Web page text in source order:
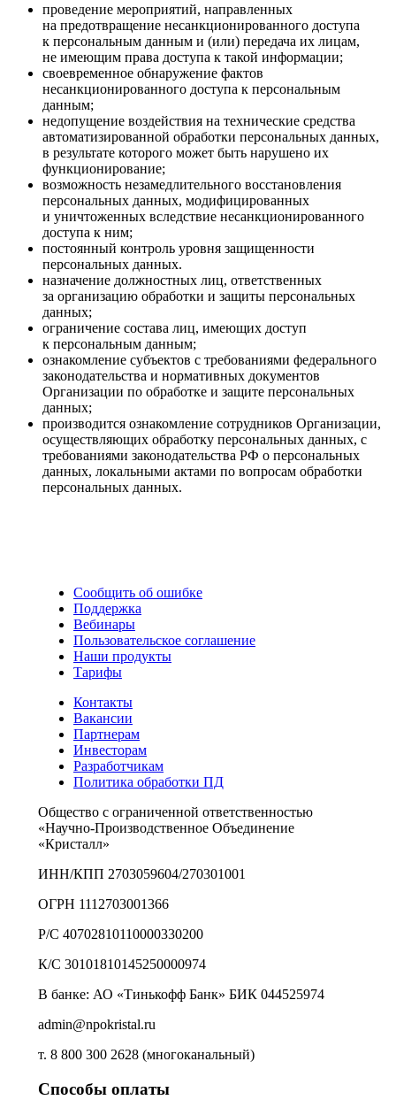
проведение мероприятий, направленных
на предотвращение несанкционированного доступа
к персональным данным и (или) передача их лицам,
не имеющим права доступа к такой информации;
своевременное обнаружение фактов
несанкционированного доступа к персональным
данным;
недопущение воздействия на технические средства
автоматизированной обработки персональных данных,
в результате которого может быть нарушено их
функционирование;
возможность незамедлительного восстановления
персональных данных, модифицированных
и уничтоженных вследствие несанкционированного
доступа к ним;
постоянный контроль уровня защищенности
персональных данных.
назначение должностных лиц, ответственных
за организацию обработки и защиты персональных
данных;
ограничение состава лиц, имеющих доступ
к персональным данным;
ознакомление субъектов с требованиями федерального
законодательства и нормативных документов
Организации по обработке и защите персональных
данных;
производится ознакомление сотрудников Организации,
осуществляющих обработку персональных данных, c
требованиями законодательства РФ о персональных
данных, локальными актами по вопросам обработки
персональных данных.
Сообщить об ошибке
Поддержка
Вебинары
Пользовательское соглашение
Наши продукты
Тарифы
Контакты
Вакансии
Партнерам
Инвесторам
Разработчикам
Политика обработки ПД
Общество с ограниченной ответственностью
«Научно-Производственное Объединение
«Кристалл»
ИНН/КПП 2703059604/270301001
ОГРН 1112703001366
Р/С 40702810110000330200
К/С 30101810145250000974
В банке: АО «Тинькофф Банк» БИК 044525974
admin@npokristal.ru
т. 8 800 300 2628 (многоканальный)
Способы оплаты